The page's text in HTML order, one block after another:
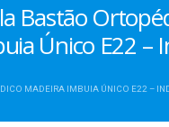
Bastão
Único E22 –
MADEIRA IMBUIA ÚNICO E22 –